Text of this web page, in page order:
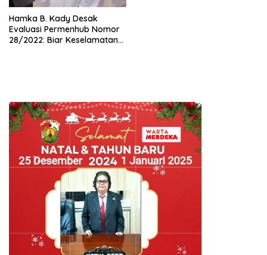
Hamka B. Kady Desak
Evaluasi Permenhub Nomor
28/2022: Biar Keselamatan